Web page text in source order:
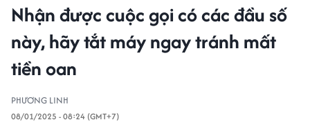
Nhận được cuộc gọi có các đầu số
này, hãy tắt máy ngay tránh mất
tiền oan
PHƯƠNG LINH
08/01/2025 - 08:24 (GMT+7)